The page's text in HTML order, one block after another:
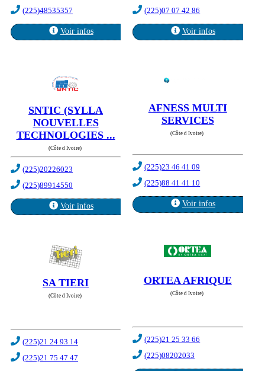
(225)48535357
Voir infos
(225)07 07 42 86
Voir infos
SNTIC (SYLLA
NOUVELLES
TECHNOLOGIES ...
(Côte d Ivoire)
(225)20226023
(225)89914550
Voir infos
AFNESS MULTI
SERVICES
(Côte d Ivoire)
(225)23 46 41 09
(225)88 41 41 10
Voir infos
SA TIERI
(Côte d Ivoire)
(225)21 24 93 14
(225)21 75 47 47
ORTEA AFRIQUE
(Côte d Ivoire)
(225)21 25 33 66
(225)08202033